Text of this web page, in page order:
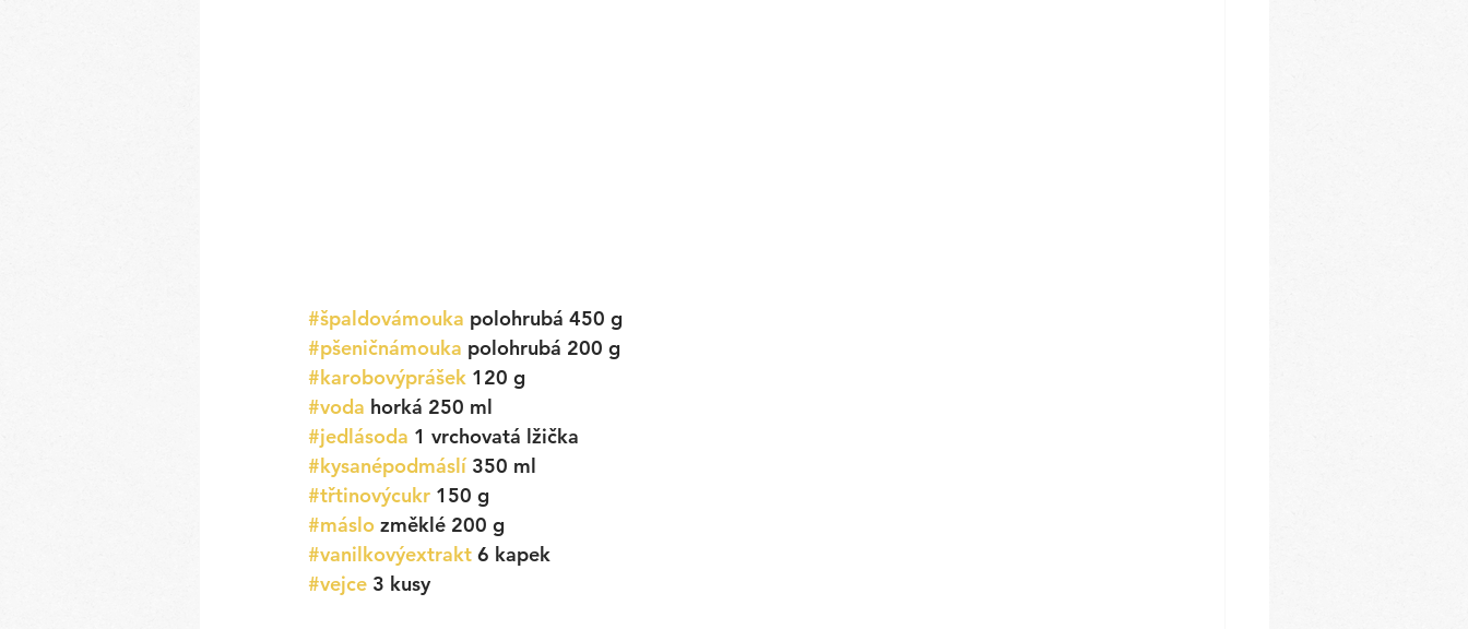
#špaldovámouka polohrubá 450 g
#pšeničnámouka polohrubá 200 g
#karobovýprášek 120 g
#voda horká 250 ml
#jedlásoda 1 vrchovatá lžička
#kysanépodmáslí 350 ml
#třtinovýcukr 150 g
#máslo změklé 200 g
#vanilkovýextrakt 6 kapek
#vejce 3 kusy